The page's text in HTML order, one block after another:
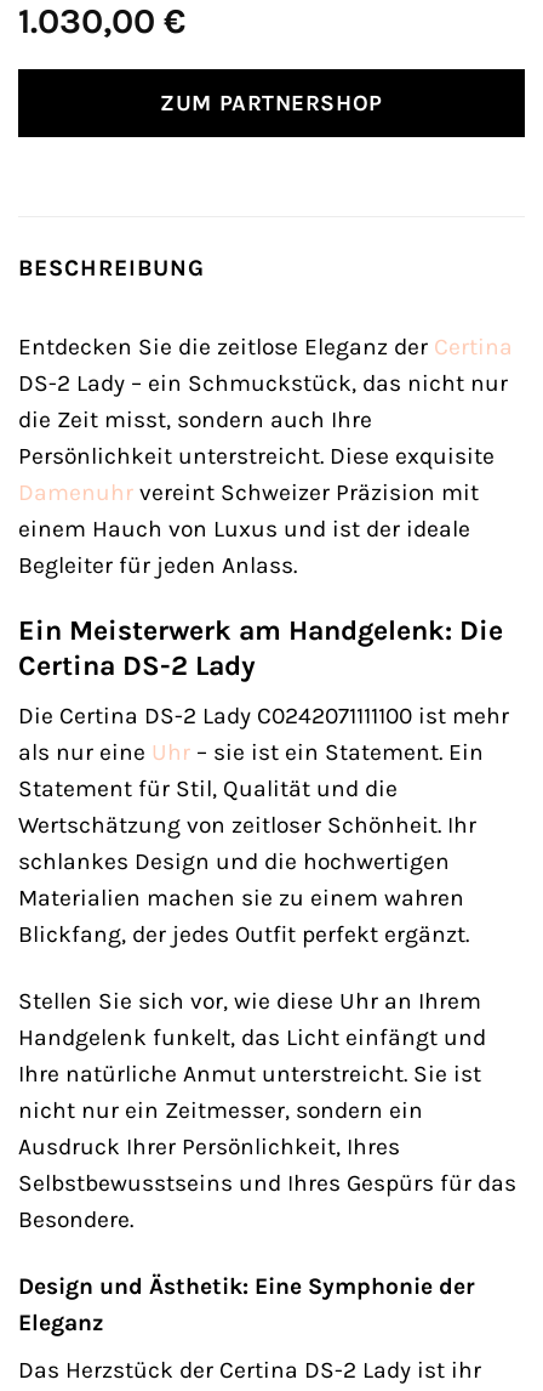
1.030,00 €
ZUM PARTNERSHOP
BESCHREIBUNG
Entdecken Sie die zeitlose Eleganz der Certina
DS-2 Lady – ein Schmuckstück, das nicht nur
die Zeit misst, sondern auch Ihre
Persönlichkeit unterstreicht. Diese exquisite
Damenuhr vereint Schweizer Präzision mit
einem Hauch von Luxus und ist der ideale
Begleiter für jeden Anlass.
Ein Meisterwerk am Handgelenk: Die
Certina DS-2 Lady
Die Certina DS-2 Lady C0242071111100 ist mehr
als nur eine Uhr – sie ist ein Statement. Ein
Statement für Stil, Qualität und die
Wertschätzung von zeitloser Schönheit. Ihr
schlankes Design und die hochwertigen
Materialien machen sie zu einem wahren
Blickfang, der jedes Outfit perfekt ergänzt.
Stellen Sie sich vor, wie diese Uhr an Ihrem
Handgelenk funkelt, das Licht einfängt und
Ihre natürliche Anmut unterstreicht. Sie ist
nicht nur ein Zeitmesser, sondern ein
Ausdruck Ihrer Persönlichkeit, Ihres
Selbstbewusstseins und Ihres Gespürs für das
Besondere.
Design und Ästhetik: Eine Symphonie der
Eleganz
Das Herzstück der Certina DS-2 Lady ist ihr